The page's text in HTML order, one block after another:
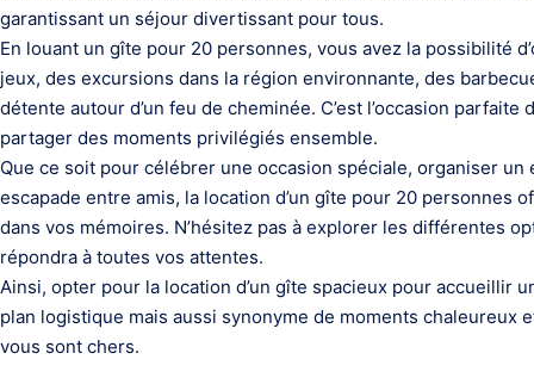
garantissant un séjour divertissant pour tous.
En louant un gîte pour 20 personnes, vous avez la possibilité
jeux, des excursions dans la région environnante, des
détente autour d’un feu de cheminée. C’est l’occasion
partager des moments privilégiés ensemble.
Que ce soit pour célébrer une occasion spéciale, organiser
escapade entre amis, la location d’un gîte pour 20 personnes
dans vos mémoires. N’hésitez pas à explorer les différentes
répondra à toutes vos attentes.
Ainsi, opter pour la location d’un gîte spacieux pour accueillir
plan logistique mais aussi synonyme de moments chaleureux
vous sont chers.